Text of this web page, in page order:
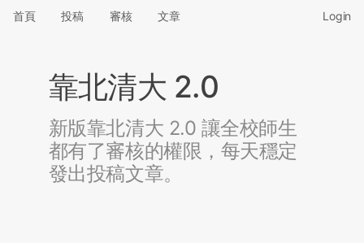
首頁 投稿 審核 文章 Login
靠北清大 2.0
新版靠北清大 2.0 讓全校師生
都有了審核的權限，每天穩定
發出投稿文章。